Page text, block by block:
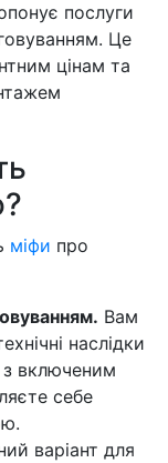
послуги
Це
цінам та
міфи про
Вам
наслідки
включеним
себе
варіант для